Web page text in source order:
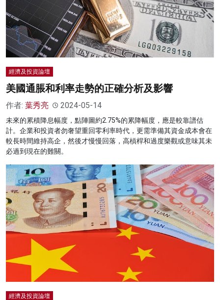
經濟及投資論壇
美國通脹和利率走勢的正確分析及影響
作者: 葉秀亮 2024-05-14
未來的累積降息幅度，點陣圖約2.75%的累降幅度，應是較靠譜估
計。企業和投資者勿奢望重回零利率時代，更需準備其資金成本會在
較長時間維持高企，然後才慢慢回落，高槓桿和過度樂觀或意味其未
必過到現在的難關。
經濟及投資論壇